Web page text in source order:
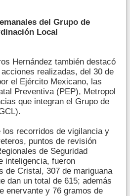
del Grupo de
Local
Hernández también destacó
realizadas, del 30 de
el Ejército Mexicano, las
Preventiva (PEP), Metropol
que integran el Grupo de
los recorridos de vigilancia y
puntos de revisión
de Seguridad
inteligencia, fueron
de Cristal, 307 de mariguana
dan un total de 615; además
enervante y 76 gramos de